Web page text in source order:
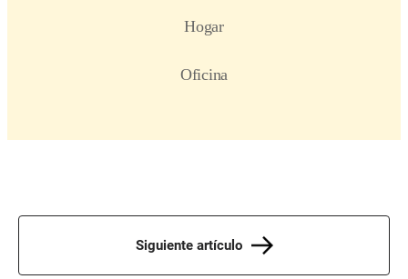
Siguiente artículo